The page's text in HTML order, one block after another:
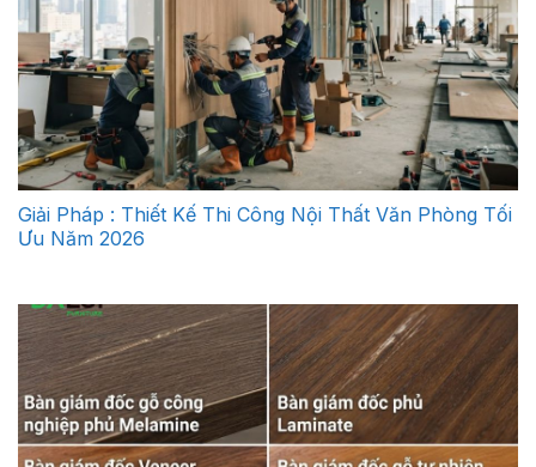
Giải Pháp : Thiết Kế Thi Công Nội Thất Văn Phòng Tối
Ưu Năm 2026